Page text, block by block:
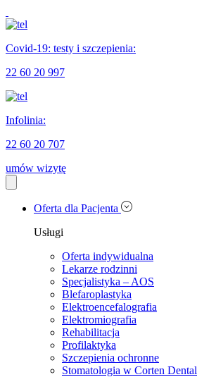
Covid-19: testy i szczepienia:
22 60 20 997
Infolinia:
22 60 20 707
umów wizytę
Oferta dla Pacjenta
Usługi
Oferta indywidualna
Lekarze rodzinni
Specjalistyka – AOS
Blefaroplastyka
Elektroencefalografia
Elektromiografia
Rehabilitacja
Profilaktyka
Szczepienia ochronne
Stomatologia w Corten Dental